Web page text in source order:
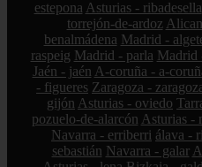
estepona Asturias - ribadesella
torrejón-de-ardoz
benalmádena Madrid -
raspeig Madrid - parla Madrid
Jaén - jaén A-coruña - a-
- figueres Zaragoza -
gijón Asturias - oviedo
pozuelo-de-alarcón Asturias -
Navarra - erriberri álava -
sebastián Navarra - galar